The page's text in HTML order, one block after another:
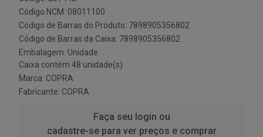
Código NCM: 08011100
Código de Barras do Produto: 7898905356802
Código de Barras da Caixa: 7898905356802
Embalagem: Unidade
Caixa contém 48 unidade(s)
Marca: COPRA
Fabricante: COPRA
Faça seu login ou
cadastre-se para ver preços e comprar